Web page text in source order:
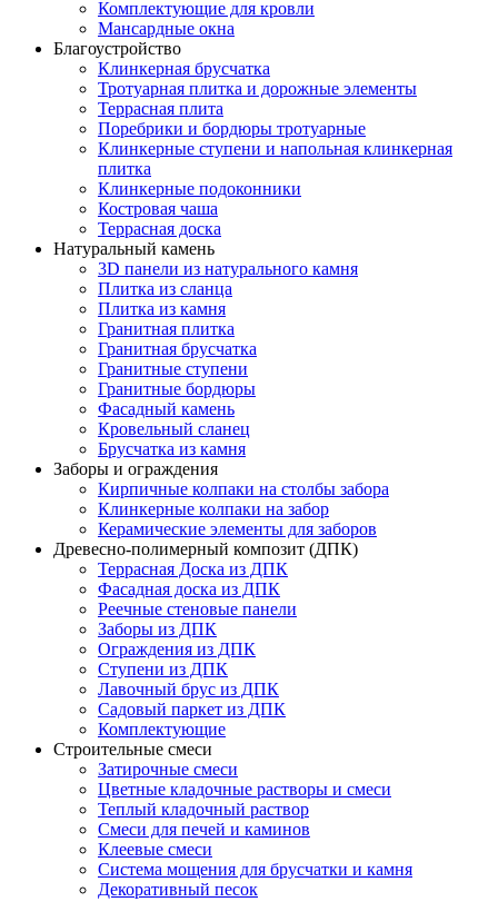
Комплектующие для кровли
Мансардные окна
Благоустройство
Клинкерная брусчатка
Тротуарная плитка и дорожные элементы
Террасная плита
Поребрики и бордюры тротуарные
Клинкерные ступени и напольная клинкерная
плитка
Клинкерные подоконники
Костровая чаша
Террасная доска
Натуральный камень
3D панели из натурального камня
Плитка из сланца
Плитка из камня
Гранитная плитка
Гранитная брусчатка
Гранитные ступени
Гранитные бордюры
Фасадный камень
Кровельный сланец
Брусчатка из камня
Заборы и ограждения
Кирпичные колпаки на столбы забора
Клинкерные колпаки на забор
Керамические элементы для заборов
Древесно-полимерный композит (ДПК)
Террасная Доска из ДПК
Фасадная доска из ДПК
Реечные стеновые панели
Заборы из ДПК
Ограждения из ДПК
Ступени из ДПК
Лавочный брус из ДПК
Садовый паркет из ДПК
Комплектующие
Строительные смеси
Затирочные смеси
Цветные кладочные растворы и смеси
Теплый кладочный раствор
Смеси для печей и каминов
Клеевые смеси
Система мощения для брусчатки и камня
Декоративный песок